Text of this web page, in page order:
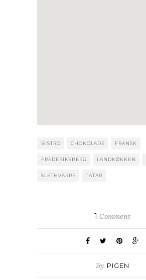
BISTRO CHOKOLADE FRANSK
FREDERIKSBERG LANDKØKKEN
SLETHVARRE TATAR
1 Comment
By PIGEN